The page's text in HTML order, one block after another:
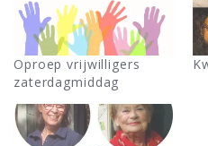
Oproep vrijwilligers
zaterdagmiddag